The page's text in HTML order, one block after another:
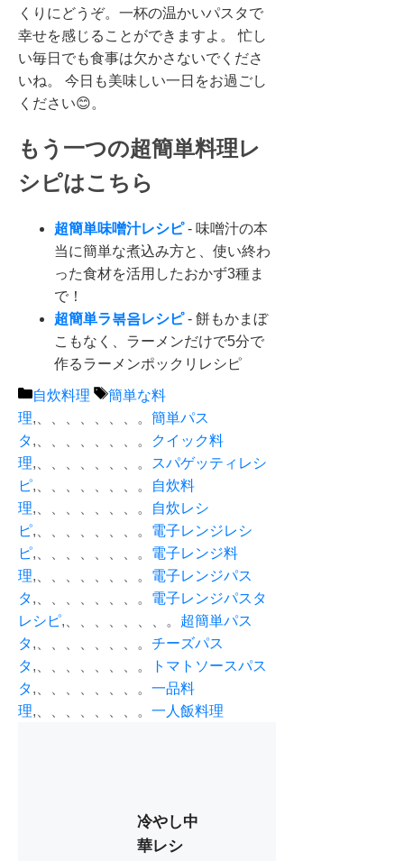
くりにどうぞ。一杯の温かいパスタで
幸せを感じることができますよ。 忙し
い毎日でも食事は欠かさないでくださ
いね。 今日も美味しい一日をお過ごし
ください😊。
もう一つの超簡単料理レ
シピはこちら
超簡単味噌汁レシピ- 味噌汁の本
当に簡単な煮込み方と、使い終わ
った食材を活用したおかず3種ま
で！
超簡単ラ볶음レシピ- 餅もかまぼ
こもなく、ラーメンだけで5分で
作るラーメンポックリレシピ
カ
テ
ゴ
リ
ー
自炊料理
タ
簡単な料
理,、、、、、、、。 簡単パス
タ,、、、、、、、。
クイック料
理,、、、、、、、。 スパゲッティレシ
ピ,、、、、、、、。
自炊料
理,、、、、、、、。
自炊レシ
ピ,、、、、、、、。 電子レンジレシ
ピ,、、、、、、、。 電子レンジ料
理,、、、、、、、。 電子レンジパス
タ,、、、、、、、。 電子レンジパスタ
レシピ,、、、、、、、。 超簡単パス
タ,、、、、、、、。 チーズパス
タ,、、、、、、、。
トマトソースパス
タ,、、、、、、、。 一品料
理,、、、、、、、。 一人飯料理
冷やし中
華レシ